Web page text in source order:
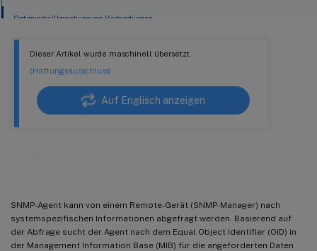
Dieser Artikel wurde maschinell übersetzt.
(Haftungsausschluss)
Auf Englisch anzeigen
SNMP-Agent kann von einem Remote-Gerät (SNMP-Manager) nach
systemspezifischen Informationen abgefragt werden. Basierend auf
der Abfrage sucht der Agent nach dem Equal Object Identifier (OID) in
der Management Information Base (MIB) für die angeforderten Daten
Optimierte/Umgehung von Verbindungen